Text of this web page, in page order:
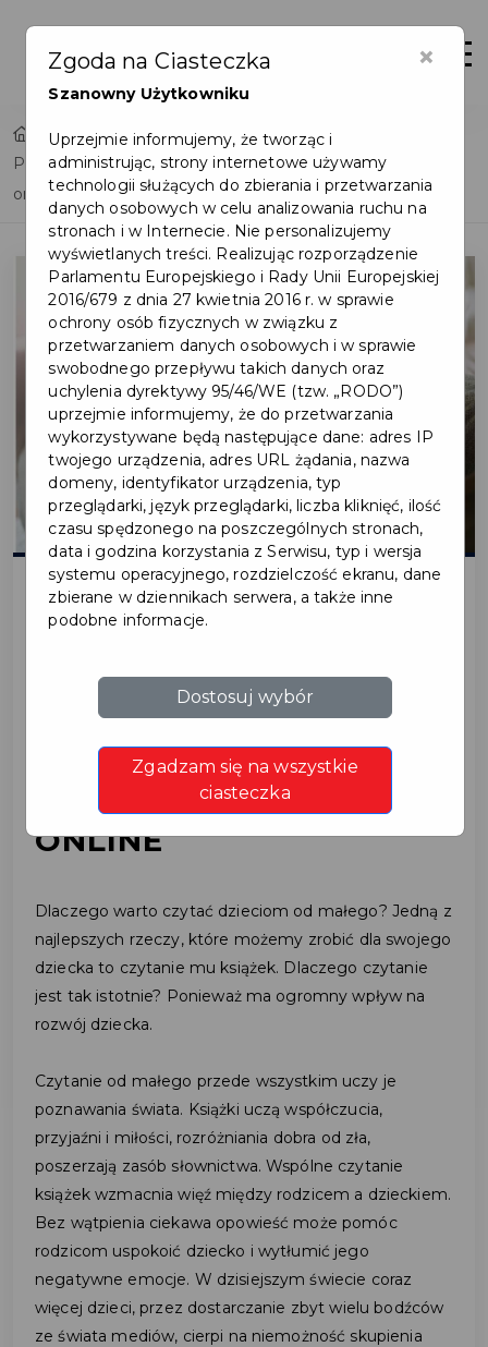
Home
Powiatowa i Miejska Biblioteka poleca: książki dla dzieci
online
2021-03-16
POWIATOWA I MIEJSKA
BIBLIOTEKA POLECA:
KSIĄŻKI DLA DZIECI
ONLINE
Dlaczego warto czytać dzieciom od małego? Jedną z
najlepszych rzeczy, które możemy zrobić dla swojego
dziecka to czytanie mu książek. Dlaczego czytanie
jest tak istotnie? Ponieważ ma ogromny wpływ na
rozwój dziecka.
Czytanie od małego przede wszystkim uczy je
poznawania świata. Książki uczą współczucia,
przyjaźni i miłości, rozróżniania dobra od zła,
poszerzają zasób słownictwa. Wspólne czytanie
książek wzmacnia więź między rodzicem a dzieckiem.
Bez wątpienia ciekawa opowieść może pomóc
rodzicom uspokoić dziecko i wytłumić jego
negatywne emocje. W dzisiejszym świecie coraz
więcej dzieci, przez dostarczanie zbyt wielu bodźców
ze świata mediów, cierpi na niemożność skupienia
×
Zgoda na Ciasteczka
Szanowny Użytkowniku
Uprzejmie informujemy, że tworząc i
administrując, strony internetowe używamy
technologii służących do zbierania i przetwarzania
danych osobowych w celu analizowania ruchu na
stronach i w Internecie. Nie personalizujemy
wyświetlanych treści. Realizując rozporządzenie
Parlamentu Europejskiego i Rady Unii Europejskiej
2016/679 z dnia 27 kwietnia 2016 r. w sprawie
ochrony osób fizycznych w związku z
przetwarzaniem danych osobowych i w sprawie
swobodnego przepływu takich danych oraz
uchylenia dyrektywy 95/46/WE (tzw. „RODO”)
uprzejmie informujemy, że do przetwarzania
wykorzystywane będą następujące dane: adres IP
twojego urządzenia, adres URL żądania, nazwa
domeny, identyfikator urządzenia, typ
przeglądarki, język przeglądarki, liczba kliknięć, ilość
czasu spędzonego na poszczególnych stronach,
data i godzina korzystania z Serwisu, typ i wersja
systemu operacyjnego, rozdzielczość ekranu, dane
zbierane w dziennikach serwera, a także inne
podobne informacje.
Dostosuj wybór
Zgadzam się na wszystkie
ciasteczka